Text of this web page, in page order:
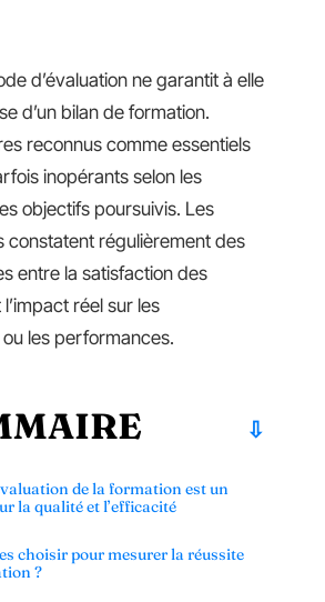
d’évaluation ne garantit à elle
d’un bilan de formation.
reconnus comme essentiels
inopérants selon les
objectifs poursuivis. Les
constatent régulièrement des
entre la satisfaction des
réel sur les
les performances.
de la formation est un
la qualité et l’efficacité
choisir pour mesurer la réussite
?